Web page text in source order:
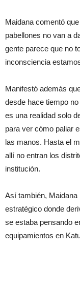
Maidana comentó
pabellones no van a
gente parece que no
inconsciencia
Manifestó además
desde hace tiempo
es una realidad solo
para ver cómo paliar
las manos. Hasta el
allí no entran los
institución.
Así también, Maidana
estratégico donde
se estaba pensando
equipamientos en